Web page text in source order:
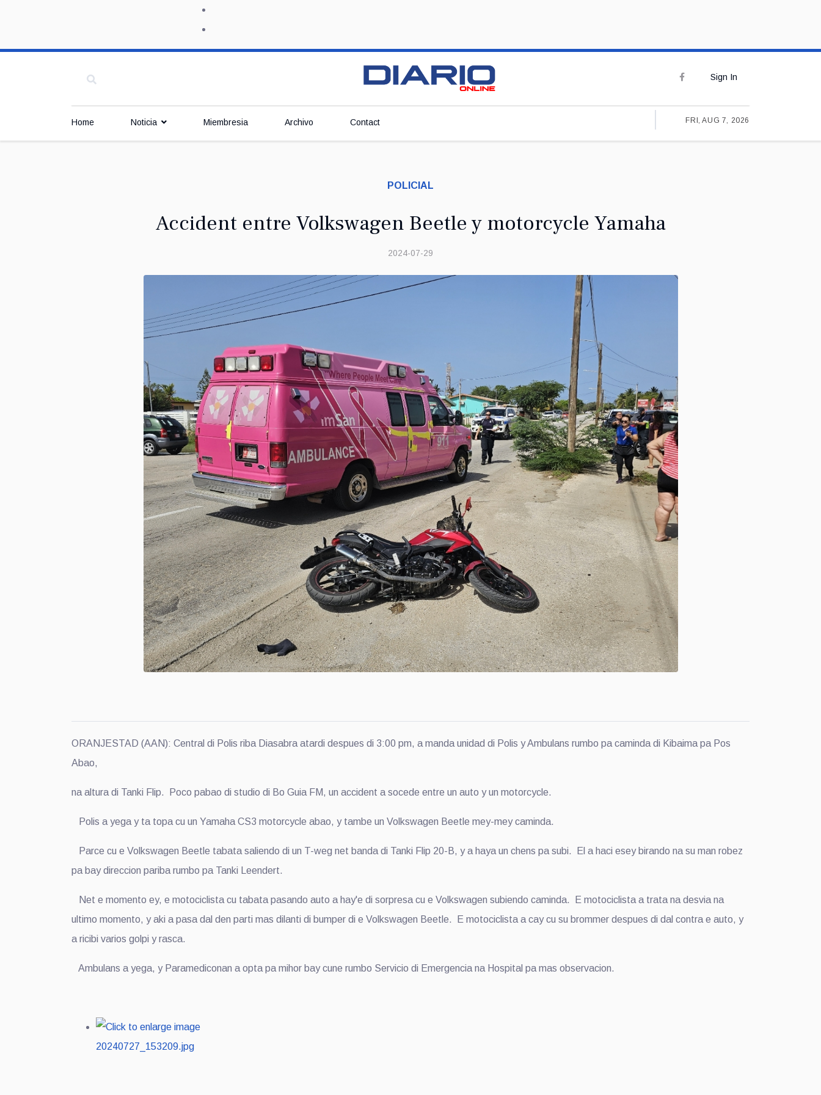
Sign In
Home Noticia Miembresia Archivo Contact FRI, AUG 7, 2026
POLICIAL
Accident entre Volkswagen Beetle y motorcycle Yamaha
2024-07-29
ORANJESTAD (AAN): Central di Polis riba Diasabra atardi despues di 3:00 pm, a manda unidad di Polis y Ambulans rumbo pa caminda di Kibaima pa Pos
Abao,
na altura di Tanki Flip. Poco pabao di studio di Bo Guia FM, un accident a socede entre un auto y un motorcycle.
Polis a yega y ta topa cu un Yamaha CS3 motorcycle abao, y tambe un Volkswagen Beetle mey-mey caminda.
Parce cu e Volkswagen Beetle tabata saliendo di un T-weg net banda di Tanki Flip 20-B, y a haya un chens pa subi. El a haci esey birando na su man robez
pa bay direccion pariba rumbo pa Tanki Leendert.
Net e momento ey, e motociclista cu tabata pasando auto a hay'e di sorpresa cu e Volkswagen subiendo caminda. E motociclista a trata na desvia na
ultimo momento, y aki a pasa dal den parti mas dilanti di bumper di e Volkswagen Beetle. E motociclista a cay cu su brommer despues di dal contra e auto, y
a ricibi varios golpi y rasca.
Ambulans a yega, y Paramediconan a opta pa mihor bay cune rumbo Servicio di Emergencia na Hospital pa mas observacion.